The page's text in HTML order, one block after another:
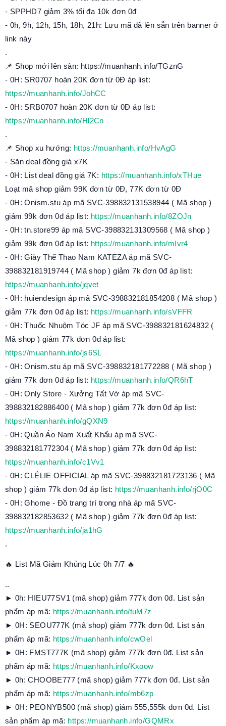
- SPPHD7 giảm 3% tối đa 10k đơn 0đ
- 0h, 9h, 12h, 15h, 18h, 21h: Lưu mã đã lên sẵn trên banner ở
link này
.
📌 Shop mới lên sàn: https://muanhanh.info/TGznG
- 0H: SR0707 hoàn 20K đơn từ 0Đ áp list:
https://muanhanh.info/JohCC
- 0H: SRB0707 hoàn 20K đơn từ 0Đ áp list:
https://muanhanh.info/Hl2Cn
.
📌 Shop xu hướng: https://muanhanh.info/HvAgG
- Săn deal đồng giá x7K
- 0H: List deal đồng giá 7K: https://muanhanh.info/xTHue
Loạt mã shop giảm 99K đơn từ 0Đ, 77K đơn từ 0Đ
- 0H: Onism.stu áp mã SVC-398832131538944 ( Mã shop )
giảm 99k đơn 0đ áp list: https://muanhanh.info/8ZOJn
- 0H: tn.store99 áp mã SVC-398832131309568 ( Mã shop )
giảm 99k đơn 0đ áp list: https://muanhanh.info/mIvr4
- 0H: Giày Thể Thao Nam KATEZA áp mã SVC-
398832181919744 ( Mã shop ) giảm 7k đơn 0đ áp list:
https://muanhanh.info/jqvet
- 0H: huiendesign áp mã SVC-398832181854208 ( Mã shop )
giảm 77k đơn 0đ áp list: https://muanhanh.info/sVFFR
- 0H: Thuốc Nhuộm Tóc JF áp mã SVC-398832181624832 (
Mã shop ) giảm 77k đơn 0đ áp list:
https://muanhanh.info/js6SL
- 0H: Onism.stu áp mã SVC-398832181772288 ( Mã shop )
giảm 77k đơn 0đ áp list: https://muanhanh.info/QR6hT
- 0H: Only Store - Xưởng Tất Vớ áp mã SVC-
398832182886400 ( Mã shop ) giảm 77k đơn 0đ áp list:
https://muanhanh.info/gQXN9
- 0H: Quần Áo Nam Xuất Khẩu áp mã SVC-
398832181772304 ( Mã shop ) giảm 77k đơn 0đ áp list:
https://muanhanh.info/c1Vv1
- 0H: CLÉLIE OFFICIAL áp mã SVC-398832181723136 ( Mã
shop ) giảm 77k đơn 0đ áp list: https://muanhanh.info/rjO0C
- 0H: Ghome - Đồ trang trí trong nhà áp mã SVC-
398832182853632 ( Mã shop ) giảm 77k đơn 0đ áp list:
https://muanhanh.info/ja1hG
.
🔥 List Mã Giảm Khủng Lúc 0h 7/7 🔥
..
► 0h: HIEU77SV1 (mã shop) giảm 777k đơn 0đ. List sản
phẩm áp mã: https://muanhanh.info/tuM7z
► 0H: SEOU777K (mã shop) giảm 777k đơn 0đ. List sản
phẩm áp mã: https://muanhanh.info/cwOel
► 0H: FMST777K (mã shop) giảm 777k đơn 0đ. List sản
phẩm áp mã: https://muanhanh.info/Kxoow
► 0h: CHOOBE777 (mã shop) giảm 777k đơn 0đ. List sản
phẩm áp mã: https://muanhanh.info/mb6zp
► 0H: PEONYB500 (mã shop) giảm 555,555k đơn 0đ. List
sản phẩm áp mã: https://muanhanh.info/GQMRx